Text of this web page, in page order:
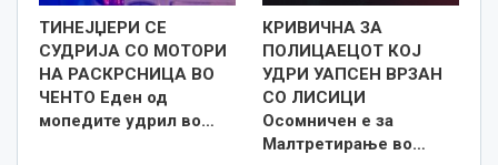
ТИНЕЈЏЕРИ СЕ
СУДРИЈА СО МОТОРИ
НА РАСКРСНИЦА ВО
ЧЕНТО Еден од
мопедите удрил во…
КРИВИЧНА ЗА
ПОЛИЦАЕЦОТ КОЈ
УДРИ УАПСЕН ВРЗАН
СО ЛИСИЦИ
Осомничен е за
Малтретирање во…